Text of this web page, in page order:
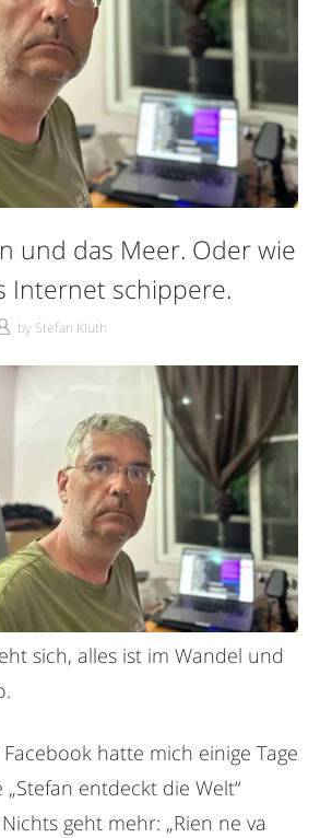
und das Meer. Oder wie
Internet schippere.
by Stefan Kluth
sich, alles ist im Wandel und
hatte mich einige Tage
entdeckt die Welt“
geht mehr: „Rien ne va